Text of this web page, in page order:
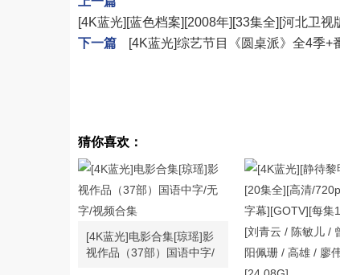
[4K蓝光][蓝色档案][2008年][33集全][河北卫
下一篇
[4K蓝光]综艺节目《圆桌派》全4季
猜你喜欢：
[4K蓝光]电影合集[琼瑶]影
视作品（37部）国语中字/